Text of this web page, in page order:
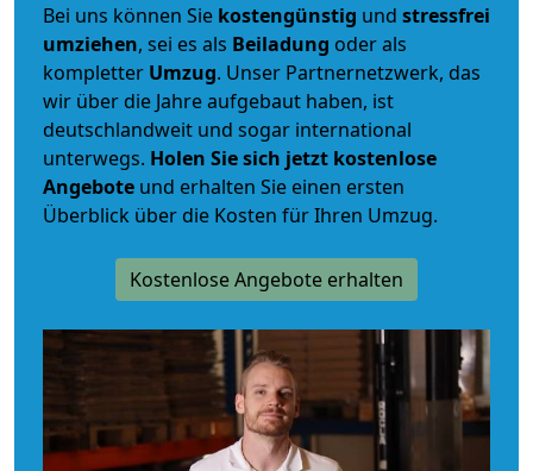
Bei uns können Sie kostengünstig und stressfrei
umziehen, sei es als Beiladung oder als
kompletter Umzug. Unser Partnernetzwerk, das
wir über die Jahre aufgebaut haben, ist
deutschlandweit und sogar international
unterwegs. Holen Sie sich jetzt kostenlose
Angebote und erhalten Sie einen ersten
Überblick über die Kosten für Ihren Umzug.
Kostenlose Angebote erhalten